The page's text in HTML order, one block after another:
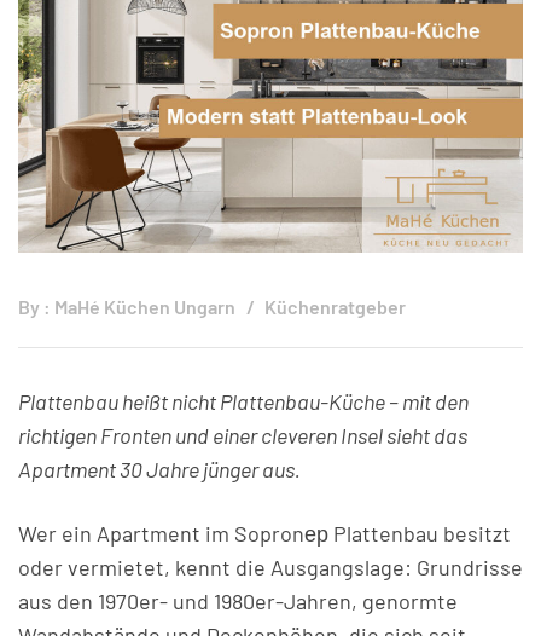
By : MaHé Küchen Ungarn Küchenratgeber
Plattenbau heißt nicht Plattenbau-Küche – mit den
richtigen Fronten und einer cleveren Insel sieht das
Apartment 30 Jahre jünger aus.
Wer ein Apartment im Sopronер Plattenbau besitzt
oder vermietet, kennt die Ausgangslage: Grundrisse
aus den 1970er- und 1980er-Jahren, genormte